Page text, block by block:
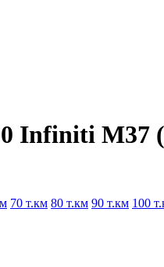
Infiniti M37
70 т.км 80 т.км 90 т.км 100